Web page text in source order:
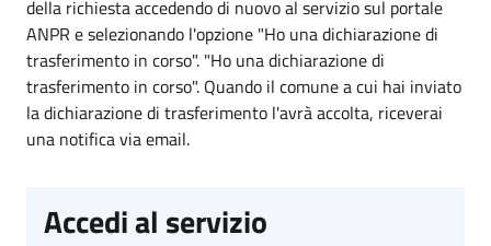
della richiesta accedendo di nuovo al servizio sul portale
ANPR e selezionando l'opzione "Ho una dichiarazione di
trasferimento in corso". "Ho una dichiarazione di
trasferimento in corso". Quando il comune a cui hai inviato
la dichiarazione di trasferimento l'avrà accolta, riceverai
una notifica via email.
Accedi al servizio